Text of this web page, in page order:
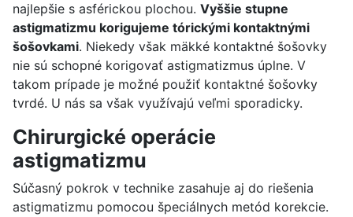
najlepšie s asférickou plochou. Vyššie stupne
astigmatizmu korigujeme tórickými kontaktnými
šošovkami. Niekedy však mäkké kontaktné šošovky
nie sú schopné korigovať astigmatizmus úplne. V
takom prípade je možné použiť kontaktné šošovky
tvrdé. U nás sa však využívajú veľmi sporadicky.
Chirurgické operácie
astigmatizmu
Súčasný pokrok v technike zasahuje aj do riešenia
astigmatizmu pomocou špeciálnych metód korekcie.